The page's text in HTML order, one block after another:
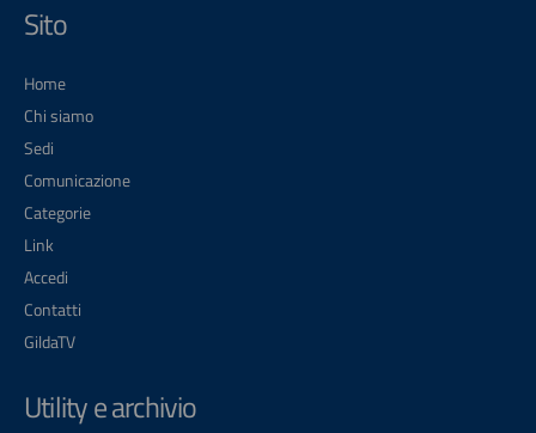
Sito
Home
Chi siamo
Sedi
Comunicazione
Categorie
Link
Accedi
Contatti
GildaTV
Utility e archivio